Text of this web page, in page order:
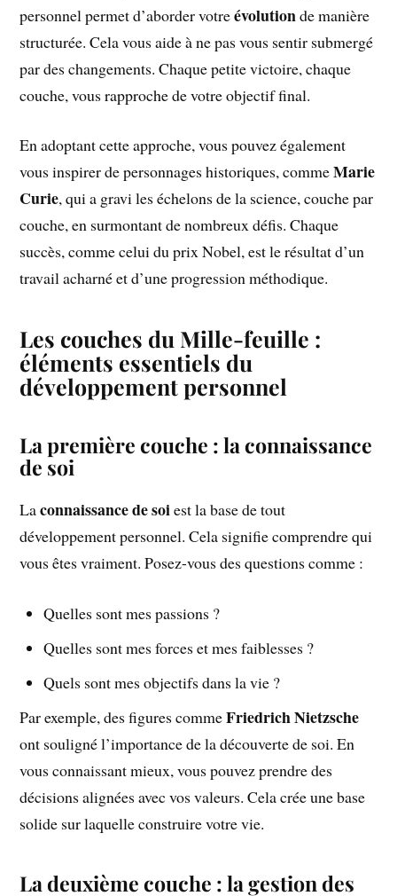
personnel permet d’aborder votreévolutionde manière
structurée. Cela vous aide à ne pas vous sentir submergé
par des changements. Chaque petite victoire, chaque
couche, vous rapproche de votre objectif final.
En adoptant cette approche, vous pouvez également
vous inspirer de personnages historiques, commeMarie
Curie, qui a gravi les échelons de la science, couche par
couche, en surmontant de nombreux défis. Chaque
succès, comme celui du prix Nobel, est le résultat d’un
travail acharné et d’une progression méthodique.
Les couches du Mille-feuille :
éléments essentiels du
développement personnel
La première couche : la connaissance
de soi
Laconnaissance de soiest la base de tout
développement personnel. Cela signifie comprendre qui
vous êtes vraiment. Posez-vous des questions comme :
Quelles sont mes passions ?
Quelles sont mes forces et mes faiblesses ?
Quels sont mes objectifs dans la vie ?
Par exemple, des figures commeFriedrich Nietzsche
ont souligné l’importance de la découverte de soi. En
vous connaissant mieux, vous pouvez prendre des
décisions alignées avec vos valeurs. Cela crée une base
solide sur laquelle construire votre vie.
La deuxième couche : la gestion des